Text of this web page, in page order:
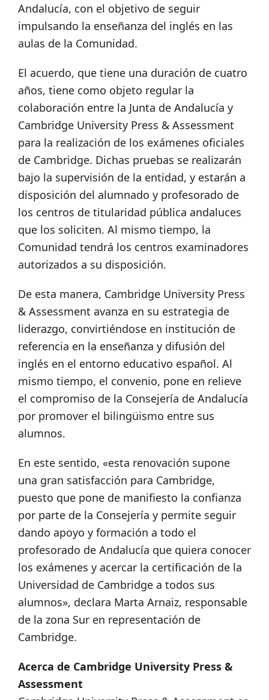
Andalucía, con el objetivo de seguir
impulsando la enseñanza del inglés en las
aulas de la Comunidad.
El acuerdo, que tiene una duración de cuatro
años, tiene como objeto regular la
colaboración entre la Junta de Andalucía y
Cambridge University Press & Assessment
para la realización de los exámenes oficiales
de Cambridge. Dichas pruebas se realizarán
bajo la supervisión de la entidad, y estarán a
disposición del alumnado y profesorado de
los centros de titularidad pública andaluces
que los soliciten. Al mismo tiempo, la
Comunidad tendrá los centros examinadores
autorizados a su disposición.
De esta manera, Cambridge University Press
& Assessment avanza en su estrategia de
liderazgo, convirtiéndose en institución de
referencia en la enseñanza y difusión del
inglés en el entorno educativo español. Al
mismo tiempo, el convenio, pone en relieve
el compromiso de la Consejería de Andalucía
por promover el bilingüismo entre sus
alumnos.
En este sentido, «esta renovación supone
una gran satisfacción para Cambridge,
puesto que pone de manifiesto la confianza
por parte de la Consejería y permite seguir
dando apoyo y formación a todo el
profesorado de Andalucía que quiera conocer
los exámenes y acercar la certificación de la
Universidad de Cambridge a todos sus
alumnos», declara Marta Arnaiz, responsable
de la zona Sur en representación de
Cambridge.
Acerca de Cambridge University Press &
Assessment